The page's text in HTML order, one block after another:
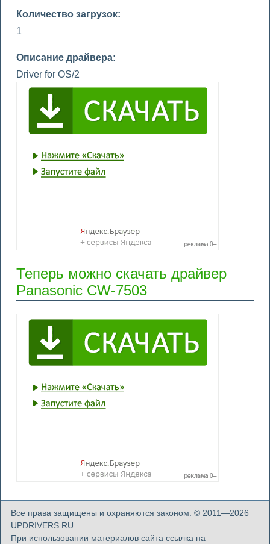
Количество загрузок:
1
Описание драйвера:
Driver for OS/2
Теперь можно скачать драйвер
Panasonic CW-7503
Все права защищены и охраняются законом. © 2011—2026
UPDRIVERS.RU
При использовании материалов сайта ссылка на